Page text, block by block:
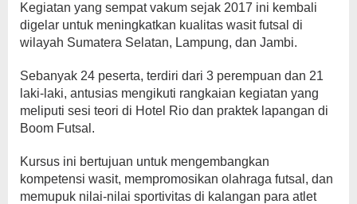
Kegiatan yang sempat vakum sejak 2017 ini kembali
digelar untuk meningkatkan kualitas wasit futsal di
wilayah Sumatera Selatan, Lampung, dan Jambi.
Sebanyak 24 peserta, terdiri dari 3 perempuan dan 21
laki-laki, antusias mengikuti rangkaian kegiatan yang
meliputi sesi teori di Hotel Rio dan praktek lapangan di
Boom Futsal.
Kursus ini bertujuan untuk mengembangkan
kompetensi wasit, mempromosikan olahraga futsal, dan
memupuk nilai-nilai sportivitas di kalangan para atlet